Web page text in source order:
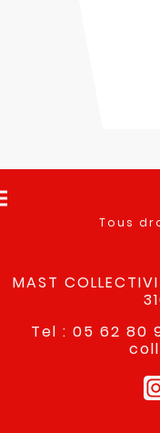
Tous
MAST
Tel : 05 62 80